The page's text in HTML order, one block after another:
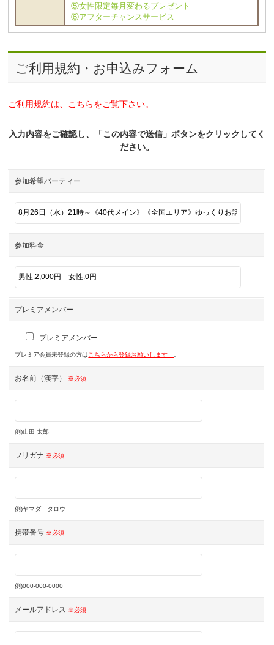
⑤女性限定毎月変わるプレゼント
⑥アフターチャンスサービス
ご利用規約・お申込みフォーム
ご利用規約は、こちらをご覧下さい。
入力内容をご確認し、「この内容で送信」ボタンをクリックしてく
ださい。
参加希望パーティー
参加料金
プレミアメンバー
プレミアメンバー
プレミア会員未登録の方は こちらから登録お願いします
お名前（漢字） ※必須
例)山田 太郎
フリガナ ※必須
例)ヤマダ タロウ
携帯番号 ※必須
例)000-000-0000
メールアドレス ※必須